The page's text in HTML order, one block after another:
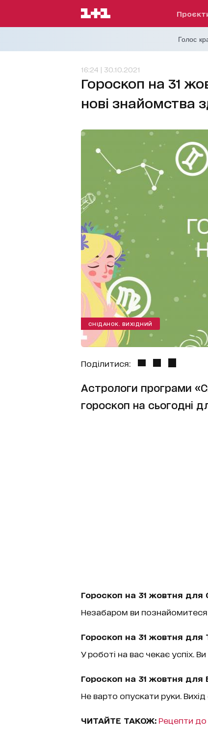
Голос
16:24 | 30.10.2021
Гороскоп на 31
нові знайомства
СНІДАНОК. ВИХІДНИЙ
Поділитися:
Астрологи програми
гороскоп на сьогодні
Гороскоп на 31 жовтня для
Незабаром ви
Гороскоп на 31 жовтня для
У роботі на вас чекає успіх.
Гороскоп на 31 жовтня для
Не варто опускати руки.
ЧИТАЙТЕ ТАКОЖ: Рецепти до